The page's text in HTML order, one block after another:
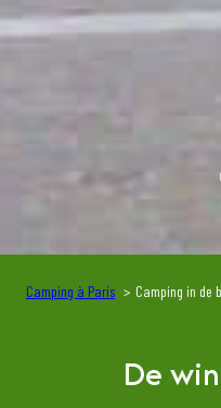
Camping à Paris Camping in de
De